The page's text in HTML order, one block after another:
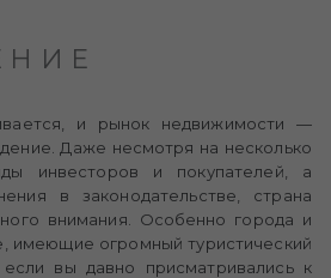
и рынок недвижимости —
Даже несмотря на несколько
инвесторов и покупателей, а
в законодательстве, страна
внимания. Особенно города и
имеющие огромный туристический
вы давно присматривались к